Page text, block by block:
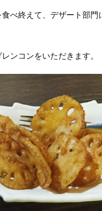
べ終えて、デザート部門
ンコンをいただきます。